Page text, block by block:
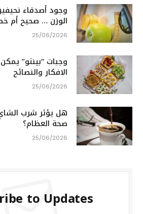
وجود أصدقاء
الوزن … صحيح أم
25/06/2026
وجبات “بينتو”
الافكار والنصائح
25/06/2026
هل يؤثر شرب
صحة العظام؟
25/06/2026
to Updates